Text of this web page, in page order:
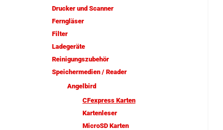
Drucker und Scanner
Ferngläser
Filter
Ladegeräte
Reinigungszubehör
Speichermedien / Reader
Angelbird
CFexpress Karten
Kartenleser
MicroSD Karten